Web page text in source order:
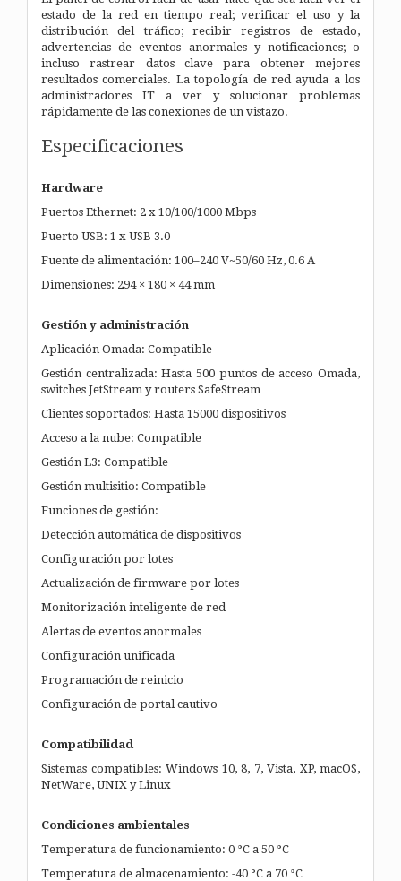
estado de la red en tiempo real; verificar el uso y la
distribución del tráfico; recibir registros de estado,
advertencias de eventos anormales y notificaciones; o
incluso rastrear datos clave para obtener mejores
resultados comerciales. La topología de red ayuda a los
administradores IT a ver y solucionar problemas
rápidamente de las conexiones de un vistazo.
Especificaciones
Hardware
Puertos Ethernet: 2 x 10/100/1000 Mbps
Puerto USB: 1 x USB 3.0
Fuente de alimentación: 100–240 V~50/60 Hz, 0.6 A
Dimensiones: 294 × 180 × 44 mm
Gestión y administración
Aplicación Omada: Compatible
Gestión centralizada: Hasta 500 puntos de acceso Omada,
switches JetStream y routers SafeStream
Clientes soportados: Hasta 15000 dispositivos
Acceso a la nube: Compatible
Gestión L3: Compatible
Gestión multisitio: Compatible
Funciones de gestión:
Detección automática de dispositivos
Configuración por lotes
Actualización de firmware por lotes
Monitorización inteligente de red
Alertas de eventos anormales
Configuración unificada
Programación de reinicio
Configuración de portal cautivo
Compatibilidad
Sistemas compatibles: Windows 10, 8, 7, Vista, XP, macOS,
NetWare, UNIX y Linux
Condiciones ambientales
Temperatura de funcionamiento: 0 °C a 50 °C
Temperatura de almacenamiento: -40 °C a 70 °C